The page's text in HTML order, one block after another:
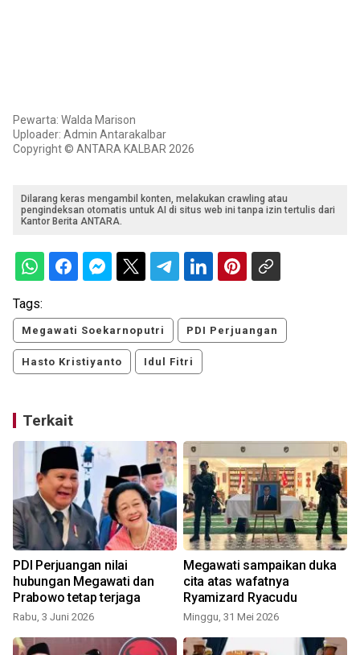
Pewarta: Walda Marison
Uploader: Admin Antarakalbar
Copyright © ANTARA KALBAR 2026
Dilarang keras mengambil konten, melakukan crawling atau
pengindeksan otomatis untuk AI di situs web ini tanpa izin tertulis dari
Kantor Berita ANTARA.
Tags:
Megawati Soekarnoputri PDI Perjuangan
Hasto Kristiyanto Idul Fitri
Terkait
PDI Perjuangan nilai
hubungan Megawati dan
Prabowo tetap terjaga
Rabu, 3 Juni 2026
Megawati sampaikan duka
cita atas wafatnya
Ryamizard Ryacudu
Minggu, 31 Mei 2026